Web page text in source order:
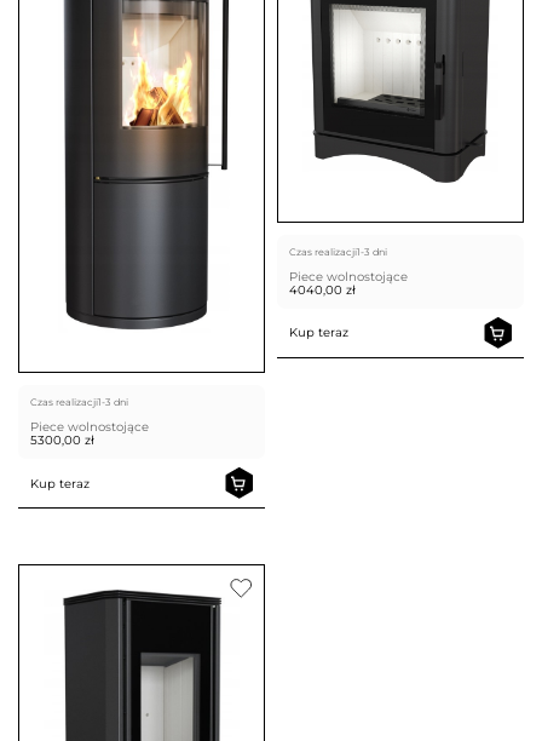
Czas realizacji1-3 dni
Piece wolnostojące
5300,00 zł
Kup teraz
Czas realizacji1-3 dni
Piece wolnostojące
4040,00 zł
Kup teraz